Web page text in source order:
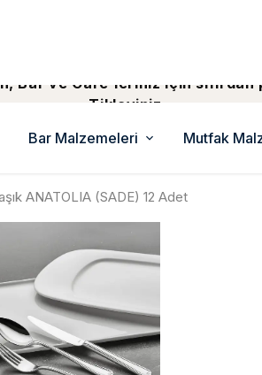
Bar ve Cafe'leriniz için
Tiklayiniz...
Bar Malzemeleri Mutfak
ANATOLIA (SADE) 12 Adet